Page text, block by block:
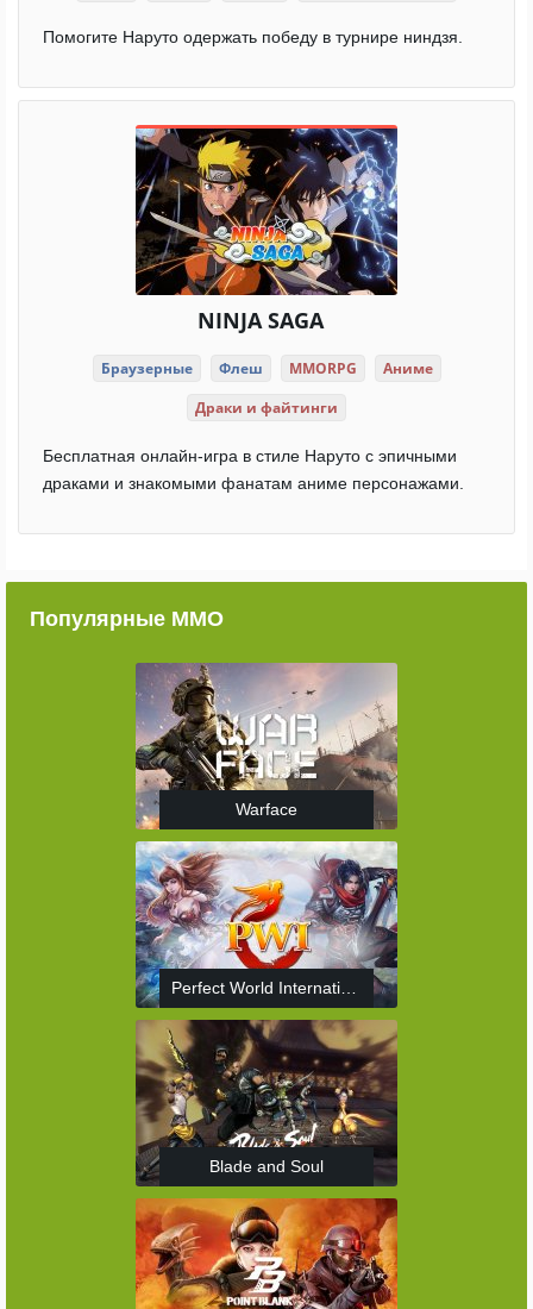
Помогите Наруто одержать победу в турнире ниндзя.
NINJA SAGA
Браузерные Флеш MMORPG
Аниме
Драки и файтинги
Бесплатная онлайн-игра в стиле Наруто с эпичными
драками и знакомыми фанатам аниме персонажами.
Популярные ММО
Warface
Blade and Soul